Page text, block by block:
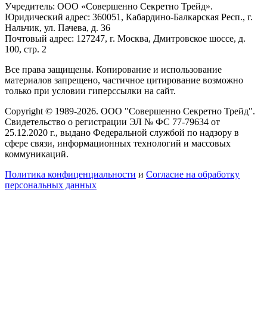
Учредитель: ООО «Совершенно Секретно Трейд».
Юридический адрес: 360051, Кабардино-Балкарская Респ., г.
Нальчик, ул. Пачева, д. 36
Почтовый адрес: 127247, г. Москва, Дмитровское шоссе, д.
100, стр. 2
Все права защищены. Копирование и использование
материалов запрещено, частичное цитирование возможно
только при условии гиперссылки на сайт.
Copyright © 1989-2026. ООО "Совершенно Секретно Трейд".
Свидетельство о регистрации ЭЛ № ФС 77-79634 от
25.12.2020 г., выдано Федеральной службой по надзору в
сфере связи, информационных технологий и массовых
коммуникаций.
Политика конфиценциальности и Согласие на обработку
персональных данных